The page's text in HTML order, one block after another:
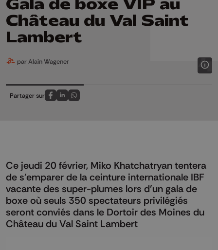
Gala de boxe VIP au
Château du Val Saint
Lambert
par Alain Wagener
Partager sur
Partagez sur FaceBook
Partagez sur LinkedIn
Partagez sur Whatsapp
Ce jeudi 20 février, Miko Khatchatryan tentera
de s'emparer de la ceinture internationale IBF
vacante des super-plumes lors d'un gala de
boxe où seuls 350 spectateurs privilégiés
seront conviés dans le Dortoir des Moines du
Château du Val Saint Lambert